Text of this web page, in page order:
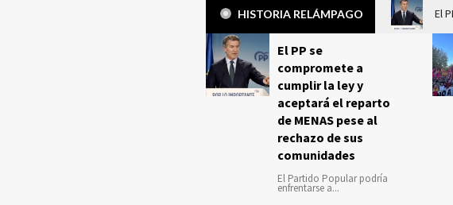
HISTORIA RELÁMPAGO El
El PP se
compromete a
cumplir la ley y
aceptará el reparto
de MENAS pese al
rechazo de sus
comunidades
El Partido Popular podría
enfrentarse a...